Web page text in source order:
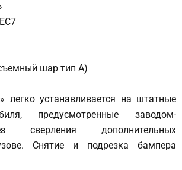
шар тип A)
легко устанавливается на штатные
предусмотренные заводом-
сверления дополнительных
Снятие и подрезка бампера